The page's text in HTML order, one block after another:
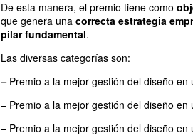
De esta manera, el premio tiene como
que genera una correcta estrategia
pilar fundamental.
Las diversas categorías son:
– Premio a la mejor gestión del diseño en
– Premio a la mejor gestión del diseño en
– Premio a la mejor gestión del diseño en